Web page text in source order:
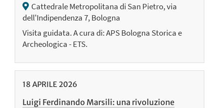
Cattedrale Metropolitana di San Pietro, via
dell'Indipendenza 7, Bologna
Visita guidata. A cura di: APS Bologna Storica e
Archeologica - ETS.
18 APRILE 2026
Luigi Ferdinando Marsili: una rivoluzione